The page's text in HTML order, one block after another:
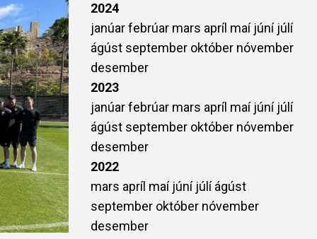
2024
janúarfebrúar mars apríl maí júní júlí
ágúst september október nóvember
desember
2023
janúarfebrúar mars apríl maí júní júlí
ágúst september október nóvember
desember
2022
mars apríl maí júní júlíágúst
september október nóvember
desember